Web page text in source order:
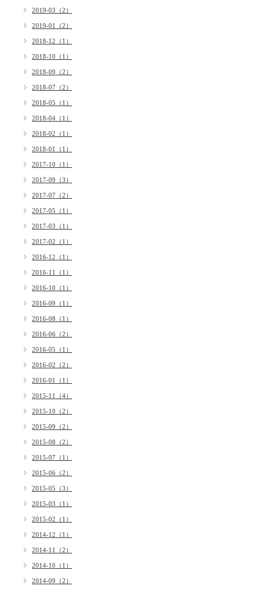
2019-03（2）
2019-01（2）
2018-12（1）
2018-10（1）
2018-09（2）
2018-07（2）
2018-05（1）
2018-04（1）
2018-02（1）
2018-01（1）
2017-10（1）
2017-09（3）
2017-07（2）
2017-05（1）
2017-03（1）
2017-02（1）
2016-12（1）
2016-11（1）
2016-10（1）
2016-09（1）
2016-08（1）
2016-06（2）
2016-05（1）
2016-02（2）
2016-01（1）
2015-11（4）
2015-10（2）
2015-09（2）
2015-08（2）
2015-07（1）
2015-06（2）
2015-05（3）
2015-03（1）
2015-02（1）
2014-12（1）
2014-11（2）
2014-10（1）
2014-09（2）